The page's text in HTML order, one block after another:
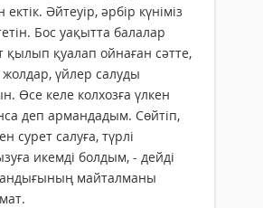
ектік. Әйтеуір, әрбір күніміз
Бос уақытта балалар
қуалап ойнаған сәтте,
үйлер салуды
Өсе келе колхозға үлкен
деп армандадым. Сөйтіп,
сурет салуға, түрлі
икемді болдым, - дейді
майталманы